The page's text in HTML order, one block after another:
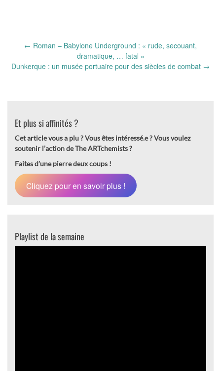
← Roman – Babylone Underground : « rude, secouant,
dramatique, … fatal »
Dunkerque : un musée portuaire pour des siècles de combat →
Et plus si affinités ?
Cet article vous a plu ? Vous êtes intéressé.e ?Vous voulez
soutenir l’action de The ARTchemists ?
Faites d’une pierre deux coups !
Cliquez pour en savoir plus !
Playlist de la semaine